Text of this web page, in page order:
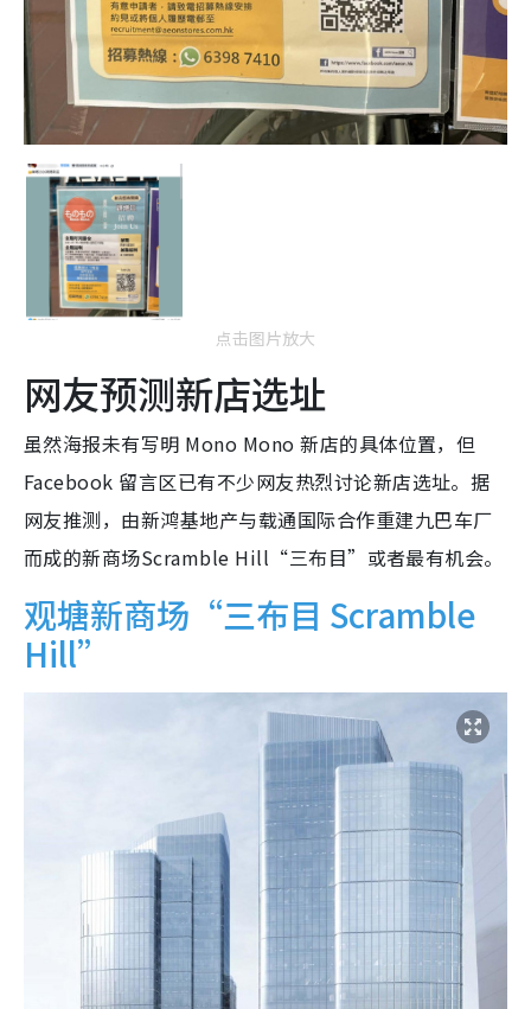
点击图片放大
网友预测新店选址
虽然海报未有写明 Mono Mono 新店的具体位置，但
Facebook 留言区已有不少网友热烈讨论新店选址。据
网友推测，由新鸿基地产与载通国际合作重建九巴车厂
而成的新商场Scramble Hill“三布目”或者最有机会。
观塘新商场“三布目 Scramble
Hill”